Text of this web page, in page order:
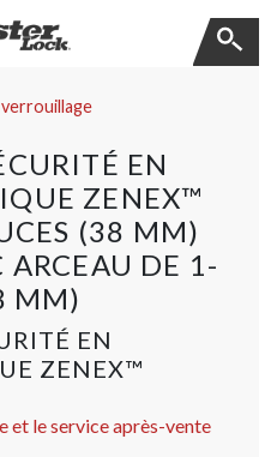
EN
ZENEX™
(38 MM)
ARCEAU DE 1-
MM)
EN
ZENEX™
et le service après-vente